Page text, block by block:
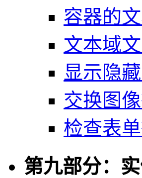
容器的
文本域
显示隐
交换图
检查表
第九部分：